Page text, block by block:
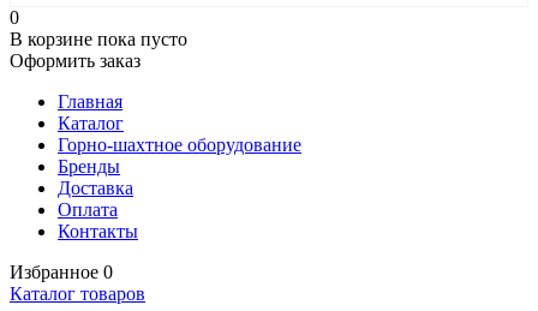
0
В корзине пока пусто
Оформить заказ
Главная
Каталог
Горно-шахтное оборудование
Бренды
Доставка
Оплата
Контакты
Избранное 0
Каталог товаров